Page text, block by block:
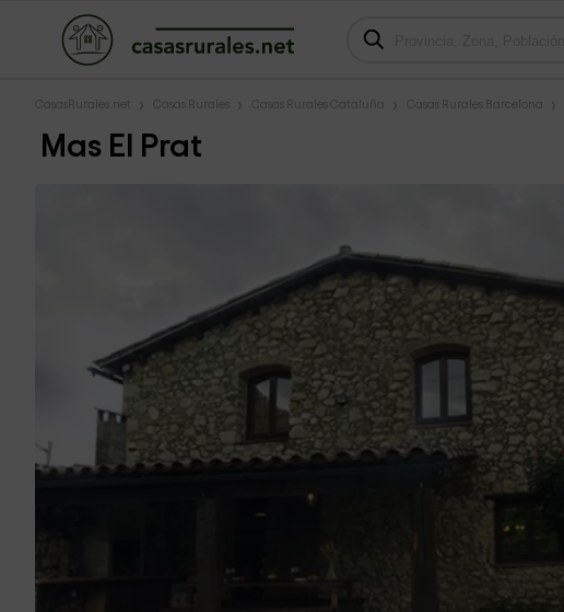
CasasRurales.net Casas Rurales Casas Rurales Cataluña Casas Rurales Barcelona
Mas El Prat